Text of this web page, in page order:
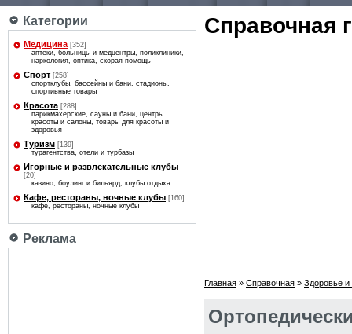
Категории
Медицина [352]
аптеки, больницы и медцентры, поликлиники,
наркология, оптика, скорая помощь
Спорт [258]
спортклубы, бассейны и бани, стадионы,
спортивные товары
Красота [288]
парикмахерские, сауны и бани, центры
красоты и салоны, товары для красоты и
здоровья
Туризм [139]
турагентства, отели и турбазы
Игорные и развлекательные клубы
[20]
казино, боулинг и бильярд, клубы отдыха
Кафе, рестораны, ночные клубы [160]
кафе, рестораны, ночные клубы
Реклама
Справочная
Главная » Справочная » Здоровье и